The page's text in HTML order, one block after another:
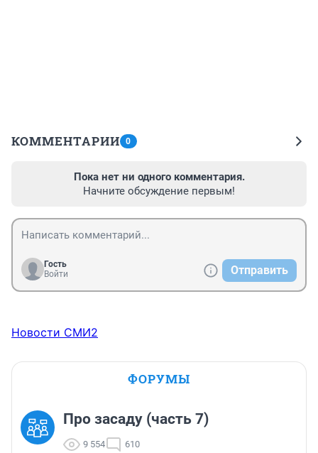
КОММЕНТАРИИ 0
Пока нет ни одного комментария.
Начните обсуждение первым!
Гость
Войти
Отправить
Новости СМИ2
ФОРУМЫ
Про засаду (часть 7)
9 554 610